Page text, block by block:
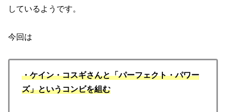
しているようです。
今回は
・ケイン・コスギさんと「パーフェクト・パワー
ズ」というコンビを組む